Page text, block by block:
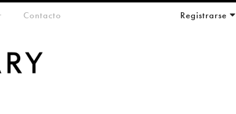
Contacto Registrarse